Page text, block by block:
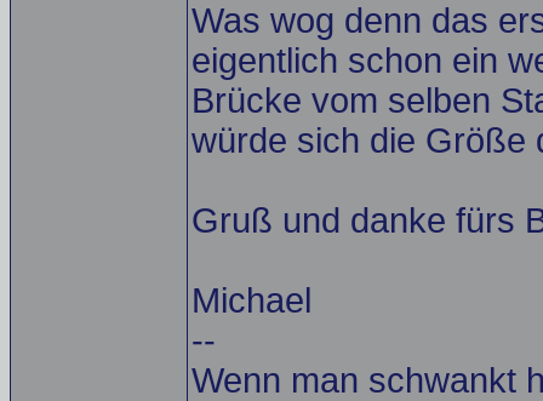
Was wog denn das
eigentlich schon ein
Brücke vom selben
würde sich die Größe
Gruß und danke fürs
Michael
--
Wenn man schwankt